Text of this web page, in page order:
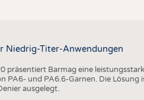
Niedrig-Titer-Anwendungen
präsentiert Barmag eine
und PA6.6-Garnen. Die Lösung
ausgelegt.